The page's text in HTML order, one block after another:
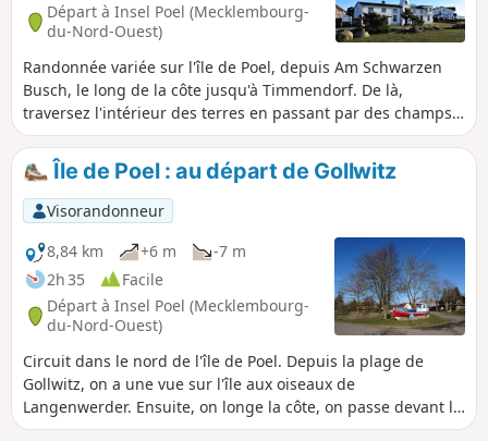
Départ à Insel Poel (Mecklembourg-
du-Nord-Ouest)
Randonnée variée sur l'île de Poel, depuis Am Schwarzen
Busch, le long de la côte jusqu'à Timmendorf. De là,
traversez l'intérieur des terres en passant par des champs
et via Kirchdorf pour revenir au point de départ.
Île de Poel : au départ de Gollwitz
Visorandonneur
8,84 km
+6 m
-7 m
2h 35
Facile
Départ à Insel Poel (Mecklembourg-
du-Nord-Ouest)
Circuit dans le nord de l'île de Poel. Depuis la plage de
Gollwitz, on a une vue sur l'île aux oiseaux de
Langenwerder. Ensuite, on longe la côte, on passe devant le
phare de Gollwitz jusqu'au village Am Schwarzen Busch,